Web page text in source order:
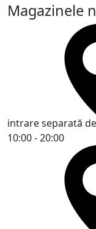
Magazinele
intrare separată
10:00 - 20:00